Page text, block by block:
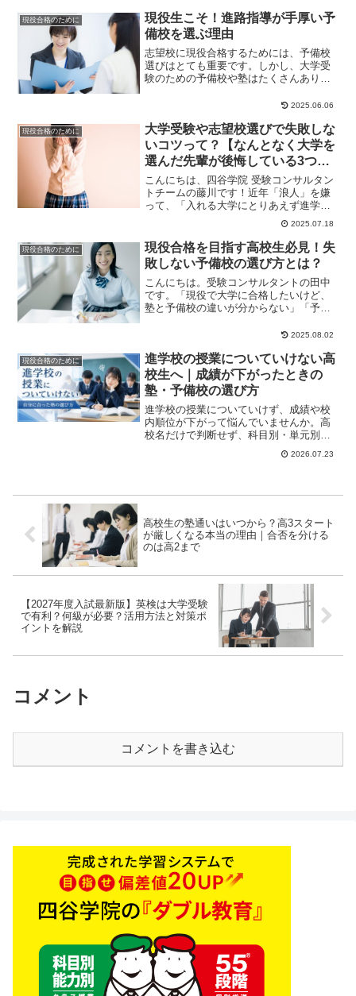
現役合格のために
現役生こそ！進路指導が手厚い予
備校を選ぶ理由
志望校に現役合格するためには、予備校
選びはとても重要です。しかし、大学受
験のための予備校や塾はたくさんありま
2025.06.06
現役合格のために
大学受験や志望校選びで失敗しな
いコツって？【なんとなく大学を
選んだ先輩が後悔している3つの
理由から紐解く】
こんにちは、四谷学院 受験コンサルタン
トチームの藤川です！近年「浪人」を嫌
って、「入れる大学にとりあえず進学す
る」高校生が増えている...とよく耳にし
2025.07.18
現役合格のために
現役合格を目指す高校生必見！失
敗しない予備校の選び方とは？
こんにちは。受験コンサルタントの田中
です。「現役で大学に合格したいけど、
塾と予備校の違いが分からない」「予備
2025.08.02
現役合格のために
進学校の授業についていけない高
校生へ｜成績が下がったときの
塾・予備校の選び方
進学校の授業についていけず、成績や校
内順位が下がって悩んでいませんか。高
校名だけで判断せず、科目別・単元別の
理解度を確認する方法や、得意科目と苦
手科目で授業レベルを変えられる塾・予
2026.07.23
高校生の塾通いはいつから？高3スタート
が厳しくなる本当の理由｜合否を分ける
のは高2まで
【2027年度入試最新版】英検は大学受験
で有利？何級が必要？活用方法と対策ポ
イントを解説
コメント
コメントを書き込む